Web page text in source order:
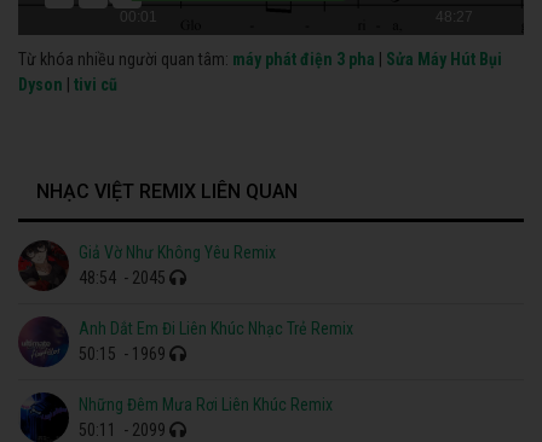
00:01 48:27
Từ khóa nhiều người quan tâm: máy phát điện 3 pha
Sửa Máy Hút Bụi
Dyson
tivi cũ
NHẠC VIỆT REMIX LIÊN QUAN
Giả Vờ Như Không Yêu Remix
48:54 - 2045
Anh Dắt Em Đi Liên Khúc Nhạc Trẻ Remix
50:15 - 1969
Những Đêm Mưa Rơi Liên Khúc Remix
50:11
- 2099